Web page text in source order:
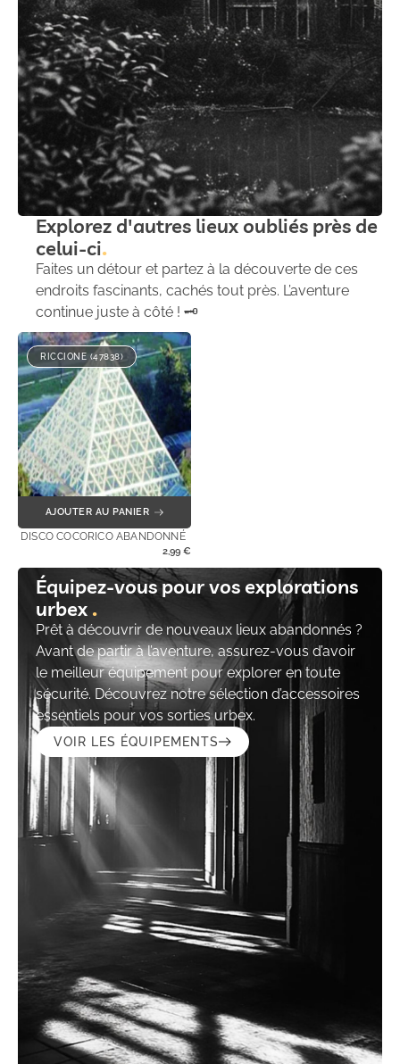
Explorez d'autres lieux oubliés près de
celui-ci
Faites un détour et partez à la découverte de ces
endroits fascinants, cachés tout près. L’aventure
continue juste à côté ! 🗝️
RICCIONE (47838)
AJOUTER AU PANIER
DISCO COCORICO ABANDONNÉ
2,99 €
Équipez-vous pour vos explorations
urbex
Prêt à découvrir de nouveaux lieux abandonnés ?
Avant de partir à l’aventure, assurez-vous d’avoir
le meilleur équipement pour explorer en toute
sécurité. Découvrez notre sélection d’accessoires
essentiels pour vos sorties urbex.
VOIR LES ÉQUIPEMENTS